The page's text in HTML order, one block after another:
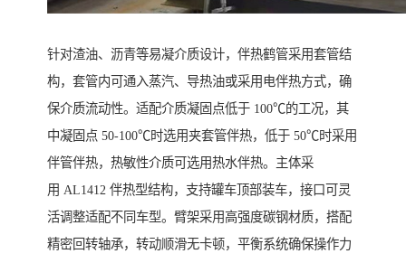
针对渣油、沥青等易凝介质设计，伴热鹤管采用套管结
构，套管内可通入蒸汽、导热油或采用电伴热方式，确
保介质流动性。适配介质凝固点低于 100℃的工况，其
中凝固点 50-100℃时选用夹套管伴热，低于 50℃时采用
伴管伴热，热敏性介质可选用热水伴热。主体采
用 AL1412 伴热型结构，支持罐车顶部装车，接口可灵
活调整适配不同车型。臂架采用高强度碳钢材质，搭配
精密回转轴承，转动顺滑无卡顿，平衡系统确保操作力